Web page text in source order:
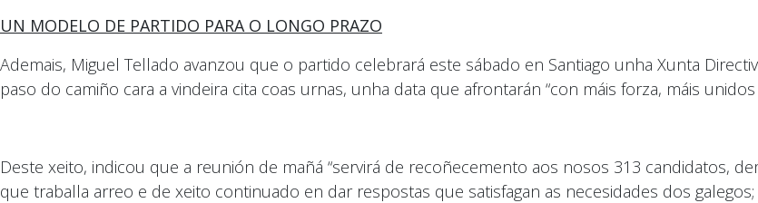
UN MODELO DE PARTIDO PARA O LONGO PRAZO
Ademais, Miguel Tellado avanzou que o partido celebrará este sábado en Santiago unha Xunta
paso do camiño cara a vindeira cita coas urnas, unha data que afrontarán “con máis forza, máis
Deste xeito, indicou que a reunión de mañá “servirá de recoñecemento aos nosos 313 candidatos,
que traballa arreo e de xeito continuado en dar respostas que satisfagan as necesidades dos